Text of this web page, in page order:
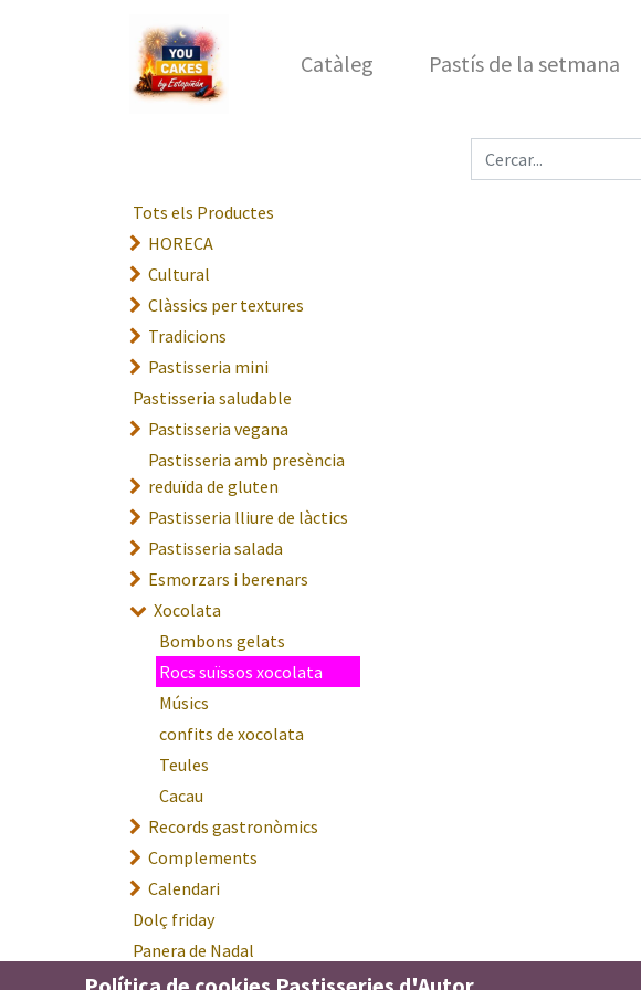
Catàleg Pastís de la setmana
Tots els Productes
HORECA
Cultural
Clàssics per textures
Tradicions
Pastisseria mini
Pastisseria saludable
Pastisseria vegana
Pastisseria amb presència
reduïda de gluten
Pastisseria lliure de làctics
Pastisseria salada
Esmorzars i berenars
Xocolata
Bombons gelats
Rocs suïssos xocolata
Músics
confits de xocolata
Teules
Cacau
Records gastronòmics
Complements
Calendari
Dolç friday
Panera de Nadal
E.Leclerc Hiper Andorra